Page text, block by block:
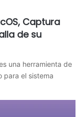
Captura
de su
una herramienta de
para el sistema